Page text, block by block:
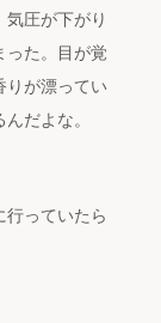
圧が下がり
った。目が覚
りが漂ってい
だよな。
行っていたら